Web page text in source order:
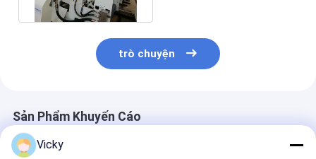
trò chuyện
Sản Phẩm Khuyến Cáo
Vicky